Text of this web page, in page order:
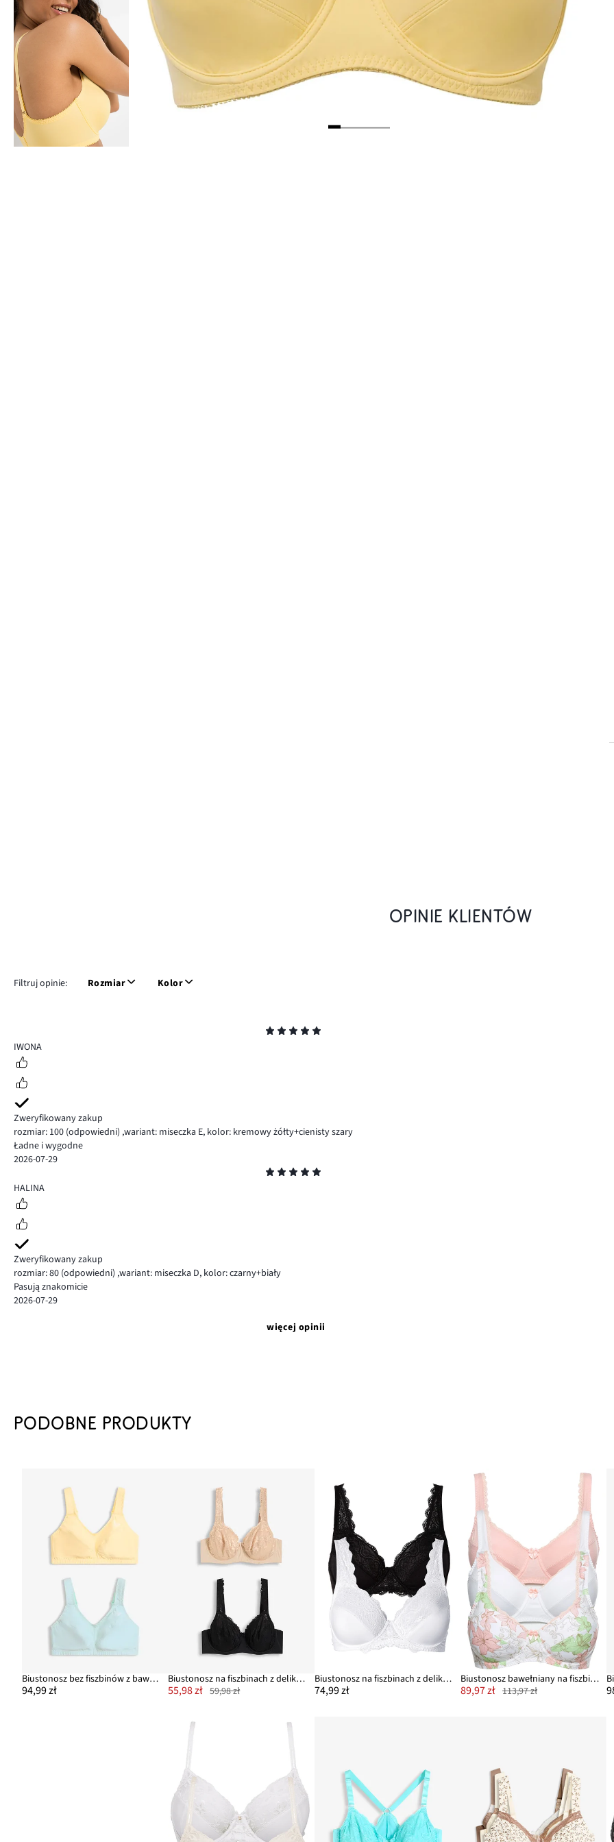
OPINIE KLIENTÓW
Filtruj opinie: Rozmiar Kolor
5
IWONA
Zweryfikowany zakup
rozmiar: 100 (odpowiedni) ,wariant: miseczka E, kolor: kremowy żółty+cienisty szary
Ładne i wygodne
2026-07-29
5
HALINA
Zweryfikowany zakup
rozmiar: 80 (odpowiedni) ,wariant: miseczka D, kolor: czarny+biały
Pasują znakomicie
2026-07-29
więcej opinii
PODOBNE PRODUKTY
Biustonosz bez fiszbinów z bawełną organiczną (2 szt.)
94,99 zł
Biustonosz na fiszbinach z delikatną koronką (2 szt.)
55,98 zł 59,98 zł
Biustonosz na fiszbinach z delikatną koronką (2 szt.)
74,99 zł
Biustonosz bawełniany na fiszbinach (3 szt.)
89,97 zł 113,97 zł